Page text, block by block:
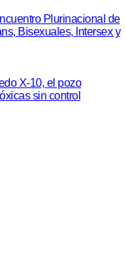
Plurinacional de
Bisexuales, Intersex y
X-10, el pozo
sin control